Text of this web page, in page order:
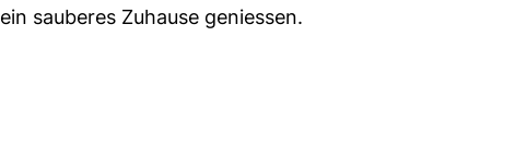
ein sauberes Zuhause geniessen.